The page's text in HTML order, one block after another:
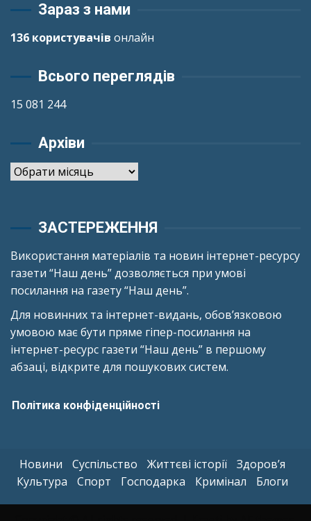
Зараз з нами
136 користувачів онлайн
Всього переглядів
15 081 244
Архіви
Архіви
ЗАСТЕРЕЖЕННЯ
Використання матеріалів та новин інтернет-ресурсу
газети “Наш день” дозволяється при умові
посилання на газету “Наш день”.
Для новинних та інтернет-видань, обов’язковою
умовою має бути пряме гіпер-посилання на
інтернет-ресурс газети “Наш день” в першому
абзаці, відкрите для пошукових систем.
Політика конфіденційності
Новини Суспільство Життєві історії
Здоров’я
Культура
Спорт Господарка Кримінал Блоги